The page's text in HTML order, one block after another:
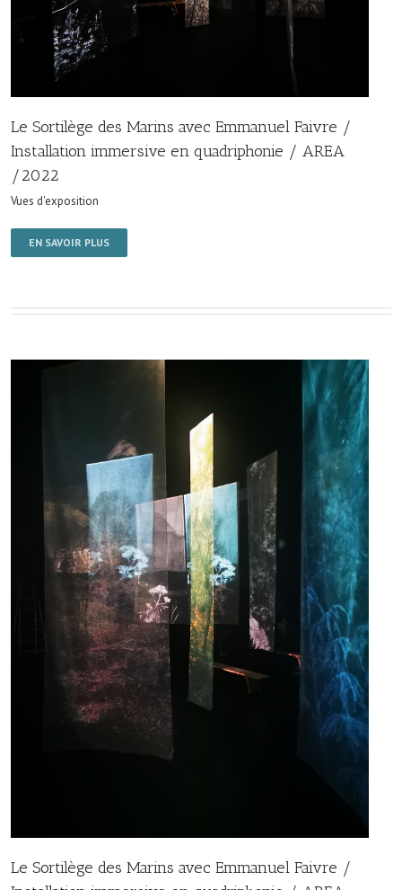
Le Sortilège des Marins avec Emmanuel Faivre /
Installation immersive en quadriphonie / AREA
/2022
Vues d'exposition
EN SAVOIR PLUS
Le Sortilège des Marins avec Emmanuel Faivre /